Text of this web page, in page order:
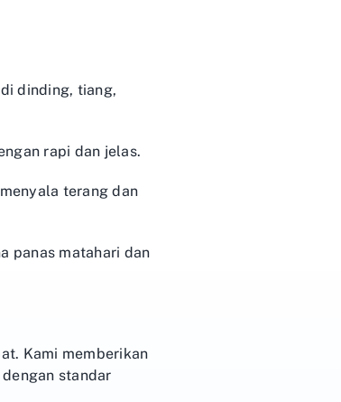
dinding, tiang,
rapi dan jelas.
terang dan
panas matahari dan
Kami memberikan
standar